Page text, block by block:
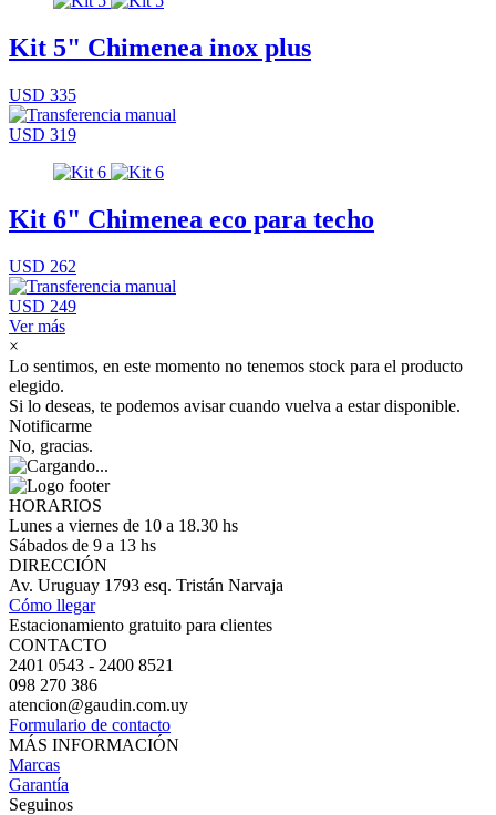
Kit 5" Chimenea inox plus
USD 335
USD 319
Kit 6" Chimenea eco para techo
USD 262
USD 249
Ver más
×
Lo sentimos, en este momento no tenemos stock para el producto
elegido.
Si lo deseas, te podemos avisar cuando vuelva a estar disponible.
Notificarme
No, gracias.
HORARIOS
Lunes a viernes de 10 a 18.30 hs
Sábados de 9 a 13 hs
DIRECCIÓN
Av. Uruguay 1793 esq. Tristán Narvaja
Cómo llegar
Estacionamiento gratuito para clientes
CONTACTO
2401 0543 - 2400 8521
098 270 386
atencion@gaudin.com.uy
Formulario de contacto
MÁS INFORMACIÓN
Marcas
Garantía
Seguinos